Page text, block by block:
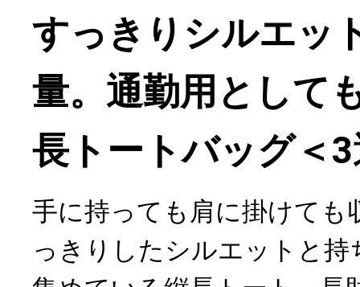
すっきりシルエッ
量。通勤用として
長トートバッグ＜
手に持っても肩に掛けても
っきりしたシルエットと